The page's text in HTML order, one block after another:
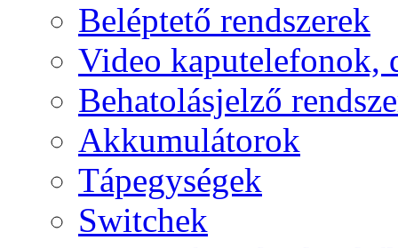
Beléptető rendszerek
Video kaputelefonok,
Behatolásjelző
Akkumulátorok
Tápegységek
Switchek